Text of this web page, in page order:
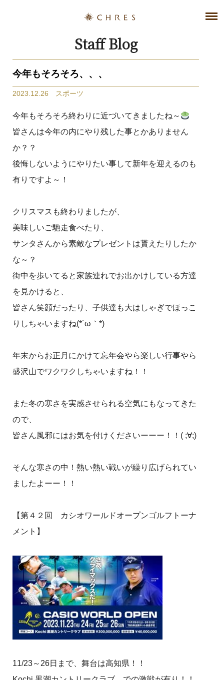
Staff Blog
今年もそろそろ、、、
2023.12.26 スポーツ
今年もそろそろ終わりに近づいてきましたね～
皆さんは今年の内にやり残した事とかありません
か？？
後悔しないようにやりたい事して新年を迎えるのも
有りですよ～！
クリスマスも終わりましたが、
美味しいご馳走食べたり、
サンタさんから素敵なプレゼントは貰えたりしたか
な～？
街中を歩いてると家族連れでお出かけしている方達
を見かけると、
皆さん笑顔だったり、子供達も大はしゃぎでほっこ
りしちゃいますね(*´ω｀*)
年末からお正月にかけて忘年会やら楽しい行事やら
盛沢山でワクワクしちゃいますね！！
また冬の寒さを実感させられる空気にもなってきた
ので、
皆さん風邪にはお気を付けくださいーーー！！( ;∀;)
そんな寒さの中！熱い熱い戦いが繰り広げられてい
ましたよーー！！
【第４２回 カシオワールドオープンゴルフトーナ
メント】
11/23～26日まで、舞台は高知県！！